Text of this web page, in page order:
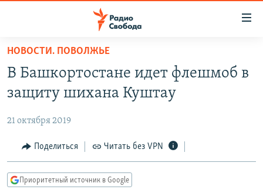
упрощенного
доступа
основному
Вернутся
главной
навигации
АВТОРСКИЕ ПРОЕКТЫ
ЦИТАТЫ СВОБОДЫ
МНЕНИЯ
IDEL.РЕАЛИИ
НОВОСТИ. ПОВОЛЖЬЕ
В Башкортостане идет флешмоб в
защиту шихана Куштау
21 октября 2019
Поделиться Читать без VPN
Приоритетный источник в Google